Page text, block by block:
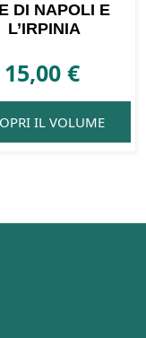
DI NAPOLI E
L’IRPINIA
15,00 €
IL VOLUME